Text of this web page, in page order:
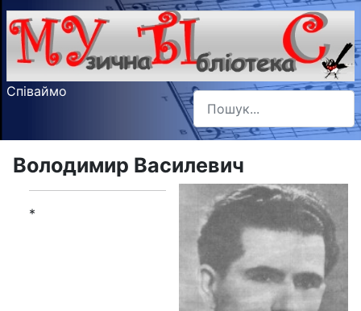
Співаймо Пошук
Type 2 or more characters
Володимир Василевич
*